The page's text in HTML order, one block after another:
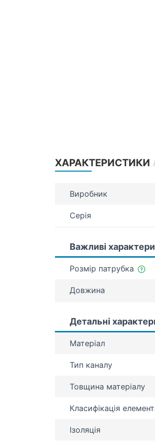
ХАРАКТЕРИСТИКИ
Виробник
Серія
Важливі
Розмір патрубка
Довжина
Детальні
Матеріал
Тип каналу
Товщина матеріалу
Класифікація
Ізоляція